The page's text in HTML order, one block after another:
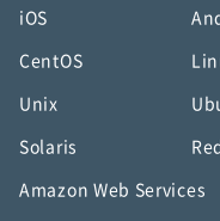
iOS
CentOS
Unix
Solaris
Amazon Web Services